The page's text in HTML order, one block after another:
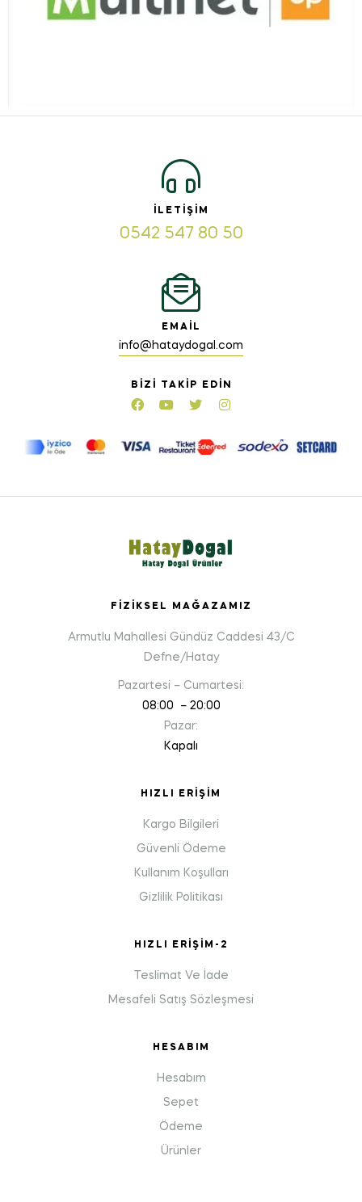
İLETIŞIM
0542 547 80 50
EMAIL
info@hataydogal.com
BIZI TAKIP EDIN
FIZIKSEL MAĞAZAMIZ
Armutlu Mahallesi Gündüz Caddesi 43/C
Defne/Hatay
Pazartesi – Cumartesi:
08:00 – 20:00
Pazar:
Kapalı
HIZLI ERIŞIM
Kargo Bilgileri
Güvenli Ödeme
Kullanım Koşulları
Gizlilik Politikası
HIZLI ERIŞIM-2
Teslimat Ve İade
Mesafeli Satış Sözleşmesi
HESABIM
Hesabım
Sepet
Ödeme
Ürünler